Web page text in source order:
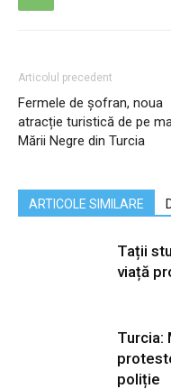
Articolul precedent
Fermele de șofran, noua
atracție turistică de pe
Mării Negre din Turcia
ARTICOLE SIMILARE
Tații
viață
Turcia:
poliție